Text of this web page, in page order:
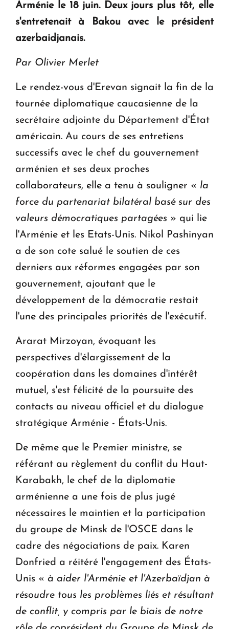
Arménie le 18 juin. Deux jours plus tôt, elle
s'entretenait à Bakou avec le président
azerbaidjanais.
Par Olivier Merlet
Le rendez-vous d'Erevan signait la fin de la
tournée diplomatique caucasienne de la
secrétaire adjointe du Département d'État
américain. Au cours de ses entretiens
successifs avec le chef du gouvernement
arménien et ses deux proches
collaborateurs, elle a tenu à souligner « la
force du partenariat bilatéral basé sur des
valeurs démocratiques partagées » qui lie
l'Arménie et les Etats-Unis. Nikol Pashinyan
a de son cote salué le soutien de ces
derniers aux réformes engagées par son
gouvernement, ajoutant que le
développement de la démocratie restait
l'une des principales priorités de l'exécutif.
Ararat Mirzoyan, évoquant les
perspectives d'élargissement de la
coopération dans les domaines d'intérêt
mutuel, s'est félicité de la poursuite des
contacts au niveau officiel et du dialogue
stratégique Arménie - États-Unis.
De même que le Premier ministre, se
référant au règlement du conflit du Haut-
Karabakh, le chef de la diplomatie
arménienne a une fois de plus jugé
nécessaires le maintien et la participation
du groupe de Minsk de l'OSCE dans le
cadre des négociations de paix. Karen
Donfried a réitéré l'engagement des États-
Unis « à aider l'Arménie et l'Azerbaïdjan à
résoudre tous les problèmes liés et résultant
de conflit, y compris par le biais de notre